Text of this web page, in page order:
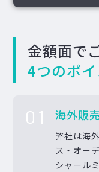
金額面で
4つのポ
01 海外販
弊社は海
ス・オー
シャール